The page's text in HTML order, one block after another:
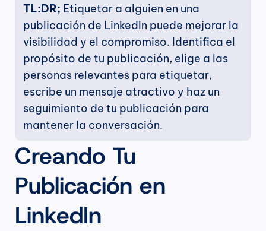
TL:DR; Etiquetar a alguien en una
publicación de LinkedIn puede mejorar la
visibilidad y el compromiso. Identifica el
propósito de tu publicación, elige a las
personas relevantes para etiquetar,
escribe un mensaje atractivo y haz un
seguimiento de tu publicación para
mantener la conversación.
Creando Tu
Publicación en
LinkedIn